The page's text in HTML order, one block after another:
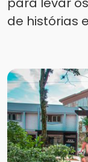
de histórias